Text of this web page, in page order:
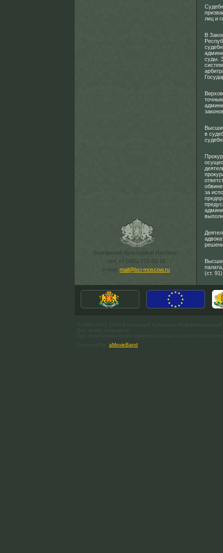
Болгарский Культурный Институт
тел. +7 (495) 771-60-18
e-mail: mail@bci-moscow.ru
лиц и
В
суды.
в
за
(ст.
aMovieBand